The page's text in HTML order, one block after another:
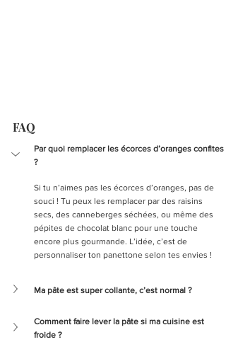
FAQ
Par quoi remplacer les écorces d’oranges confites
?
Si tu n’aimes pas les écorces d’oranges, pas de
souci ! Tu peux les remplacer par des raisins
secs, des canneberges séchées, ou même des
pépites de chocolat blanc pour une touche
encore plus gourmande. L’idée, c’est de
personnaliser ton panettone selon tes envies !
Ma pâte est super collante, c’est normal ?
Comment faire lever la pâte si ma cuisine est
froide ?